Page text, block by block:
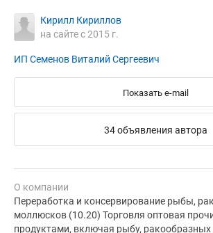
Кирилл Кириллов
на сайте с 2015 г.
ИП Семенов Виталий Сергеевич
Показать e-mail
34 объявления автора
О компании
Переработка и консервирование рыбы,
моллюсков (10.20) Торговля оптовая
продуктами, включая рыбу,